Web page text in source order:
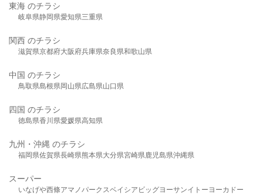
東海 のチラシ
岐阜県静岡県愛知県三重県
関西 のチラシ
滋賀県京都府大阪府兵庫県奈良県和歌山県
中国 のチラシ
鳥取県島根県岡山県広島県山口県
四国 のチラシ
徳島県香川県愛媛県高知県
九州・沖縄 のチラシ
福岡県佐賀県長崎県熊本県大分県宮崎県鹿児島県沖縄県
スーパー
いなげや西條アマノパークスベイシア ビッグヨーサンイトーヨーカドー